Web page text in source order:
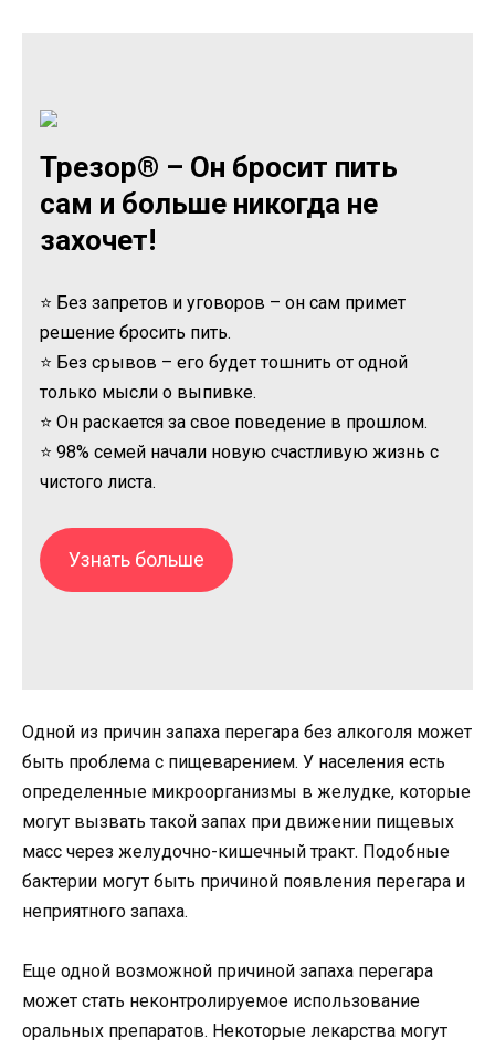
Трезор® – Он бросит пить
сам и больше никогда не
захочет!
⭐ Без запретов и уговоров – он сам примет
решение бросить пить.
⭐ Без срывов – его будет тошнить от одной
только мысли о выпивке.
⭐ Он раскается за свое поведение в прошлом.
⭐ 98% семей начали новую счастливую жизнь с
чистого листа.
Узнать больше
Одной из причин запаха перегара без алкоголя может
быть проблема с пищеварением. У населения есть
определенные микроорганизмы в желудке, которые
могут вызвать такой запах при движении пищевых
масс через желудочно-кишечный тракт. Подобные
бактерии могут быть причиной появления перегара и
неприятного запаха.
Еще одной возможной причиной запаха перегара
может стать неконтролируемое использование
оральных препаратов. Некоторые лекарства могут